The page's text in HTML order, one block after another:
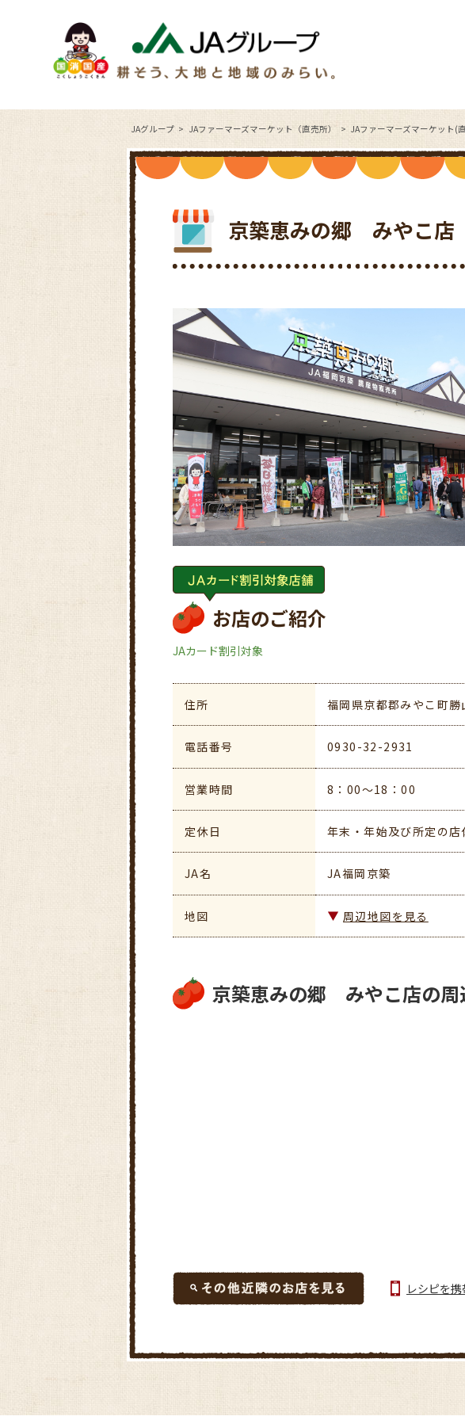
JAグループ JAファーマーズマーケット（直売所） JAファーマーズマーケット(
京築恵みの郷 みやこ店
お店のご紹介
JAカード割引対象
住所 福岡県京都郡みやこ町
電話番号 0930-32-2931
営業時間 8：00～18：00
定休日 年末・年始及び所定の店
JA名 JA福岡京築
地図 周辺地図を見る
京築恵みの郷 みやこ店の周
レシピを